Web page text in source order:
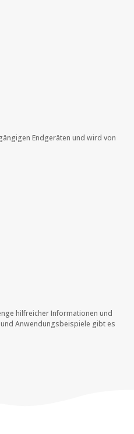
Endgeräten und wird von
hilfreicher Informationen und
Anwendungsbeispiele gibt es